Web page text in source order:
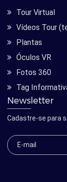
Tour Virtual
Vídeos Tour
Plantas
Óculos VR
Fotos 360
Tag
Newsletter
Cadastre-se para